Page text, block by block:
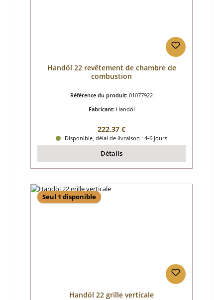
Handöl 22 revêtement de chambre de
combustion
Référence du produit: 01077922
Fabricant: Handöl
Prix régulier :
222,37 €
Disponible, délai de livraison : 4-6 jours
Détails
Seul 1 disponible
Handöl 22 grille verticale